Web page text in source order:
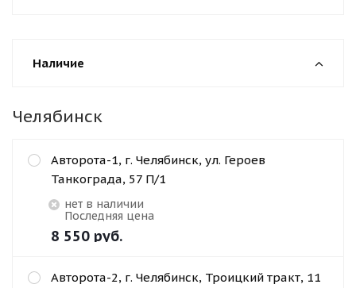
Наличие
Челябинск
Авторота-1, г. Челябинск, ул. Героев
Танкограда, 57 П/1
Нет в наличии
Последняя цена
8 550 руб.
Авторота-2, г. Челябинск, Троицкий тракт, 11